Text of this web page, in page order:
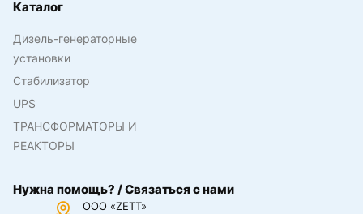
Каталог
Дизель-генераторные
установки
Стабилизатор
UPS
ТРАНСФОРМАТОРЫ И
РЕАКТОРЫ
Нужна помощь? / Связаться с нами
ООО «ZETT»